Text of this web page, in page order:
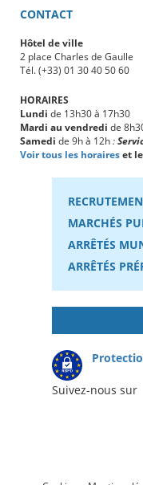
CONTACT
Hôtel de ville
2 place Charles de Gaulle
Tél. (+33) 01 30 40 50 60
HORAIRES
Lundi de 13h30 à 17h30
Mardi au vendredi de
Samedi de 9h à 12h:
Voir tous les horaireset
MARCHÉS
ARRÊTÉS
ARRÊTÉS
Suivez-nous sur